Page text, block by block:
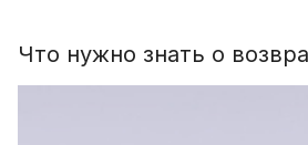
Что нужно знать о